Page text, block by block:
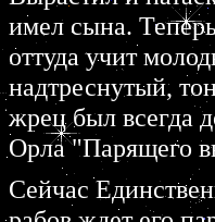
имел сына.
оттуда учит
надтреснутый,
жрец был всегда
Орла "Парящего
Сейчас